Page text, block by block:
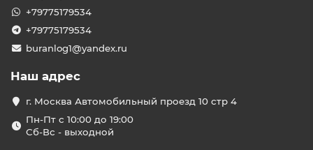
+79775179534
+79775179534
buranlog1@yandex.ru
Наш адрес
г. Москва Автомобильный проезд 10 стр 4
Пн-Пт с 10:00 до 19:00
Сб-Вс - выходной